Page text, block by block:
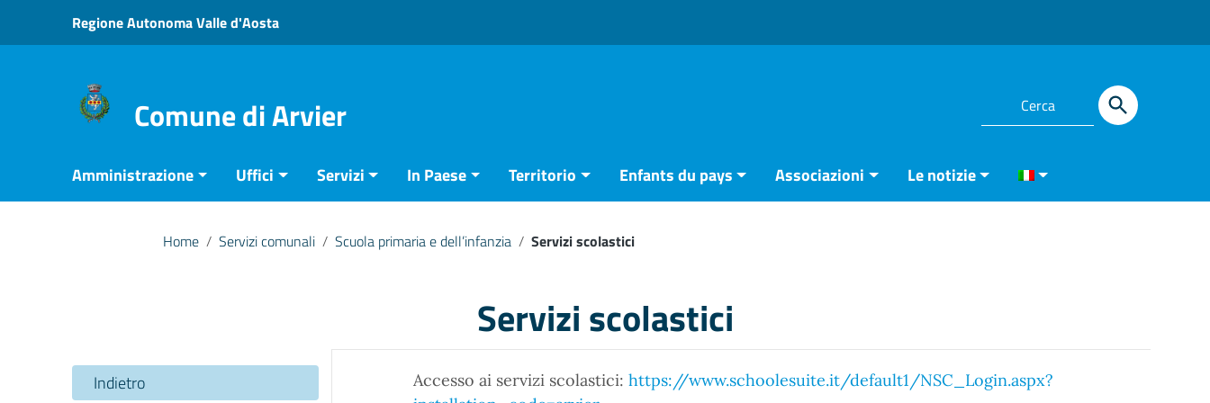
Vai ai contenuti
Vai al menu di navigazione
Regione Autonoma Valle d'Aosta
Comune di Arvier
Amministrazione Uffici Servizi In Paese Territorio Enfants du pays Associazioni Le notizie
Home / Servizi comunali / Scuola primaria e dell’infanzia / Servizi scolastici
Servizi scolastici
Indietro Accesso ai servizi scolastici: https://www.schoolesuite.it/default1/NSC_Login.aspx?